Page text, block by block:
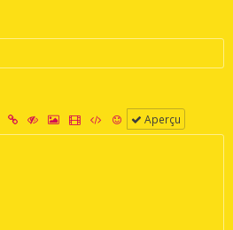
Aperçu